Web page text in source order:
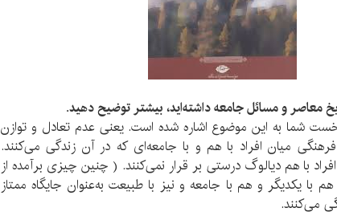
معاصر و مسائل جامعه داشته‌اید، بیشتر توضیح دهید.
شما به این موضوع اشاره شده است. یعنی عدم تعادل و توازن
میان افراد با هم و با جامعه‌ای که در آن زندگی می‌کنند.
با هم دیالوگ درستی بر قرار نمی‌کنند. ( چنین چیزی برآمده از
با یکدیگر و هم با جامعه و نیز با طبیعت به‌عنوان جایگاه ممتاز
می‌کنند.